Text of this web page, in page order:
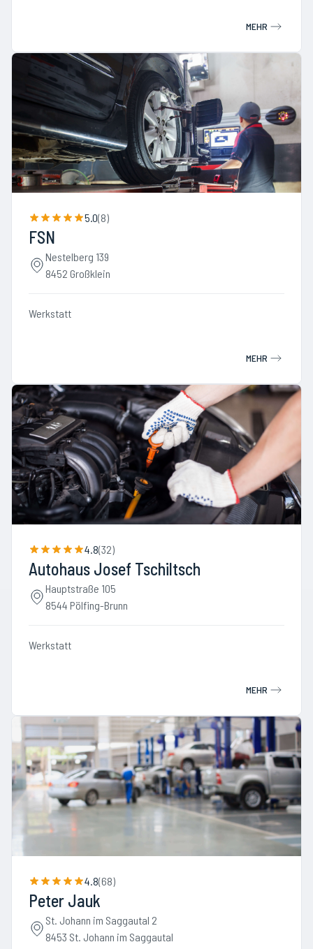
MEHR
5.0(8)
FSN
Nestelberg 139
8452 Großklein
Werkstatt
MEHR
4.8(32)
Autohaus Josef Tschiltsch
Hauptstraße 105
8544 Pölfing-Brunn
Werkstatt
MEHR
4.8(68)
Peter Jauk
St. Johann im Saggautal 2
8453 St. Johann im Saggautal